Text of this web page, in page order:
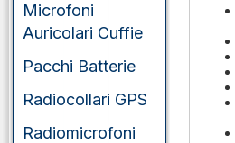
Microfoni
Auricolari Cuffie
Pacchi Batterie
Radiocollari GPS
Radiomicrofoni